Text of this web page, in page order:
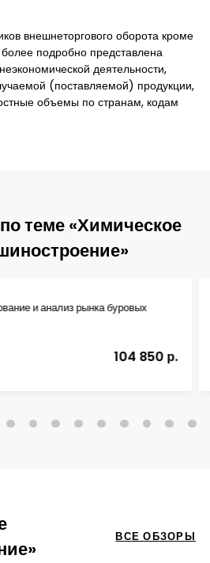
внешнеторгового оборота кроме
подробно представлена
деятельности,
(поставляемой) продукции,
объемы по странам, кодам
теме «Химическое
и анализ рынка буровых
104 850 р.
ВСЕ ОБЗОРЫ